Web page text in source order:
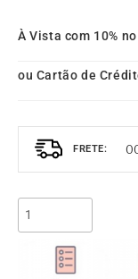
À Vista com 10%
ou Cartão de